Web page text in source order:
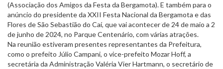
(Associação dos Amigos da Festa da Bergamota). E também para o
anúncio do presidente da XXII Festa Nacional da Bergamota e das
Flores de São Sebastião do Caí, que vai acontecer de 24 de maio a 2
de junho de 2024, no Parque Centenário, com várias atrações.
Na reunião estiveram presentes representantes da Prefeitura,
como o prefeito Júlio Campani, o vice-prefeito Mozar Hoff, a
secretária da Administração Valéria Vier Hartmann, o secretário de